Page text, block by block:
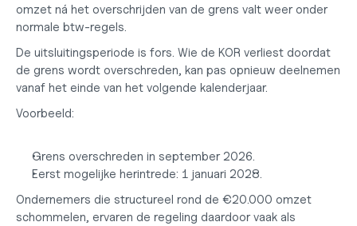
omzet ná het overschrijden van de grens valt weer onder
normale btw-regels.
De uitsluitingsperiode is fors. Wie de KOR verliest doordat
de grens wordt overschreden, kan pas opnieuw deelnemen
vanaf het einde van het volgende kalenderjaar.
Voorbeeld:
Grens overschreden in september 2026.
Eerst mogelijke herintrede: 1 januari 2028.
Ondernemers die structureel rond de €20.000 omzet
schommelen, ervaren de regeling daardoor vaak als